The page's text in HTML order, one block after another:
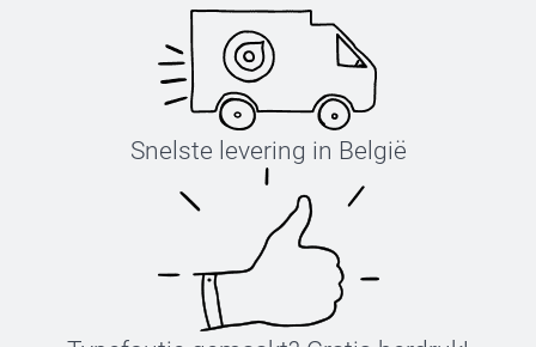
Snelste levering in België